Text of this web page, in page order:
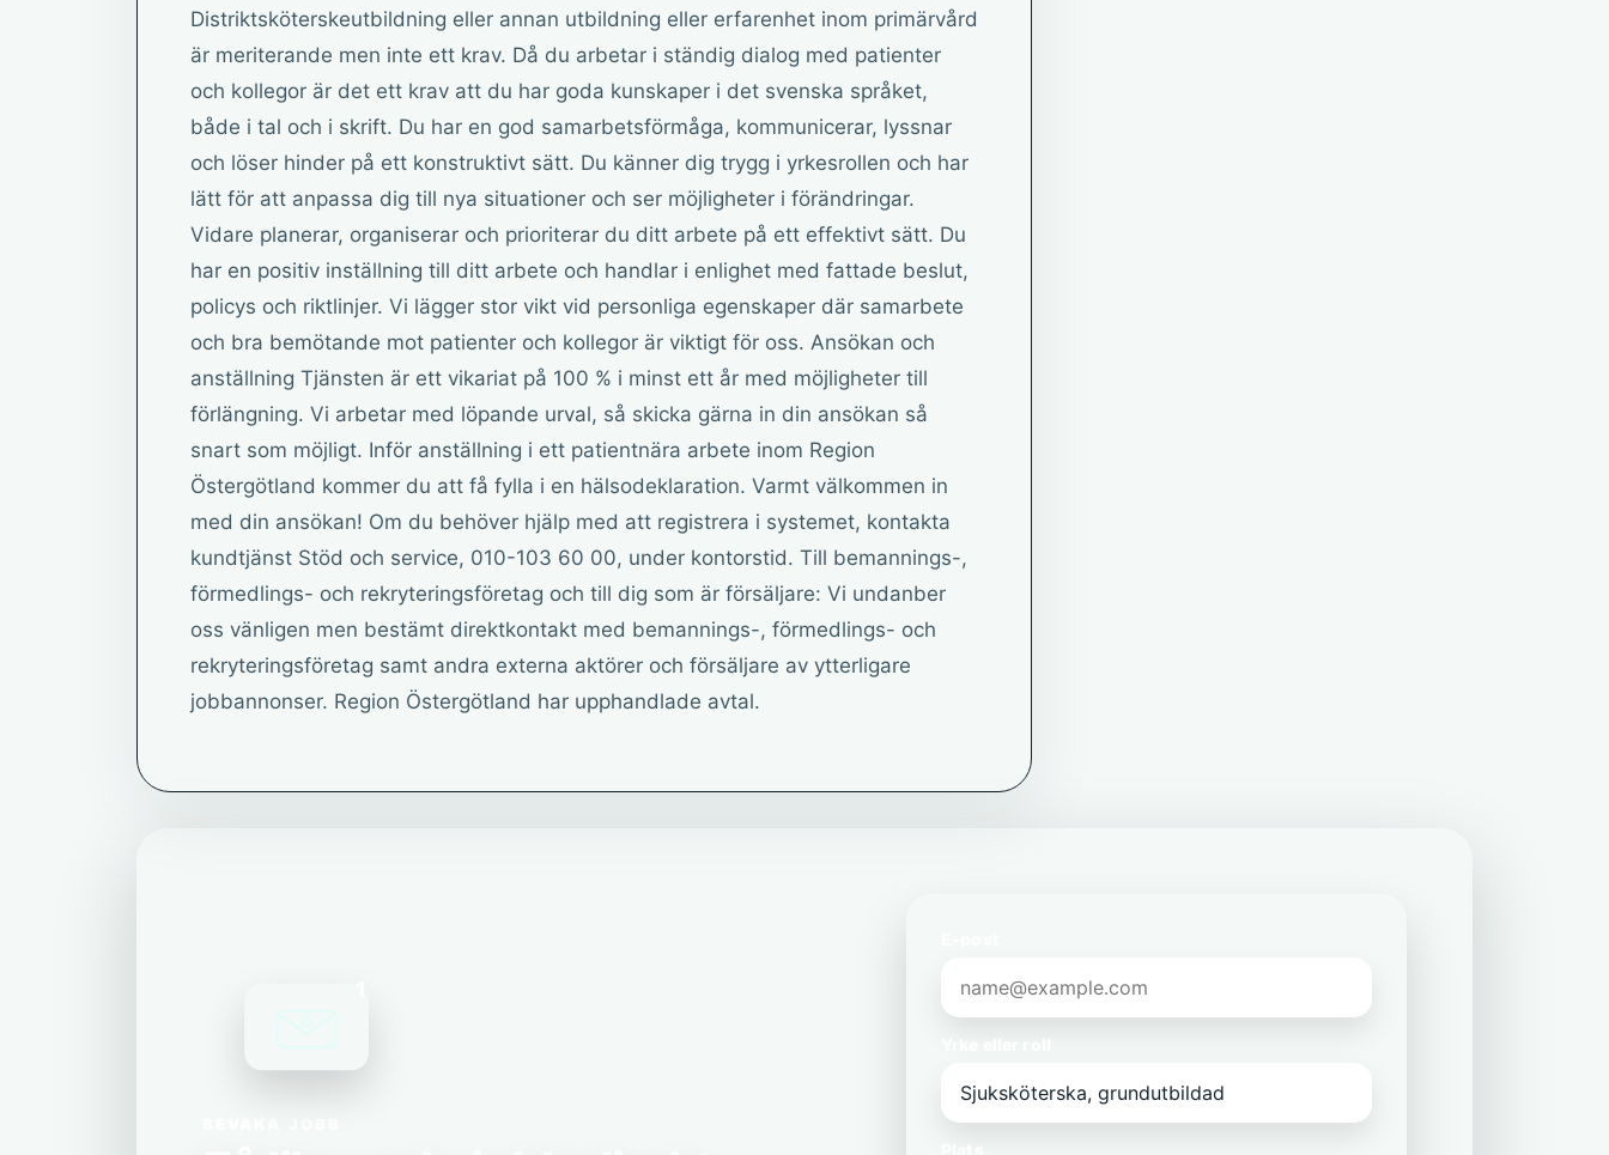
Distriktsköterskeutbildning eller annan utbildning eller erfarenhet inom primärvård
är meriterande men inte ett krav. Då du arbetar i ständig dialog med patienter
och kollegor är det ett krav att du har goda kunskaper i det svenska språket,
både i tal och i skrift. Du har en god samarbetsförmåga, kommunicerar, lyssnar
och löser hinder på ett konstruktivt sätt. Du känner dig trygg i yrkesrollen och har
lätt för att anpassa dig till nya situationer och ser möjligheter i förändringar.
Vidare planerar, organiserar och prioriterar du ditt arbete på ett effektivt sätt. Du
har en positiv inställning till ditt arbete och handlar i enlighet med fattade beslut,
policys och riktlinjer. Vi lägger stor vikt vid personliga egenskaper där samarbete
och bra bemötande mot patienter och kollegor är viktigt för oss. Ansökan och
anställning Tjänsten är ett vikariat på 100 % i minst ett år med möjligheter till
förlängning. Vi arbetar med löpande urval, så skicka gärna in din ansökan så
snart som möjligt. Inför anställning i ett patientnära arbete inom Region
Östergötland kommer du att få fylla i en hälsodeklaration. Varmt välkommen in
med din ansökan! Om du behöver hjälp med att registrera i systemet, kontakta
kundtjänst Stöd och service, 010-103 60 00, under kontorstid. Till bemannings-,
förmedlings- och rekryteringsföretag och till dig som är försäljare: Vi undanber
oss vänligen men bestämt direktkontakt med bemannings-, förmedlings- och
rekryteringsföretag samt andra externa aktörer och försäljare av ytterligare
jobbannonser. Region Östergötland har upphandlade avtal.